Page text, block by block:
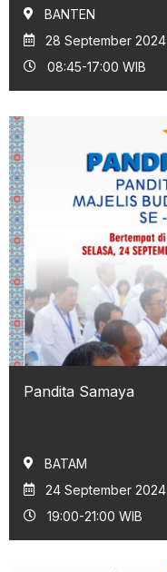
BANTEN
28 September 2024
08:45-17:00 WIB
Pandita Samaya
BATAM
24 September 2024
19:00-21:00 WIB